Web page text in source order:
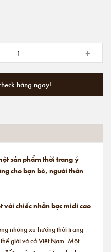
+
hàng ngay!
sản phẩm thời trang ý
cho bạn bè, người thân
vài chiếc nhẫn bạc midi cao
những xu hướng thời trang
giới và cả Việt Nam. Một